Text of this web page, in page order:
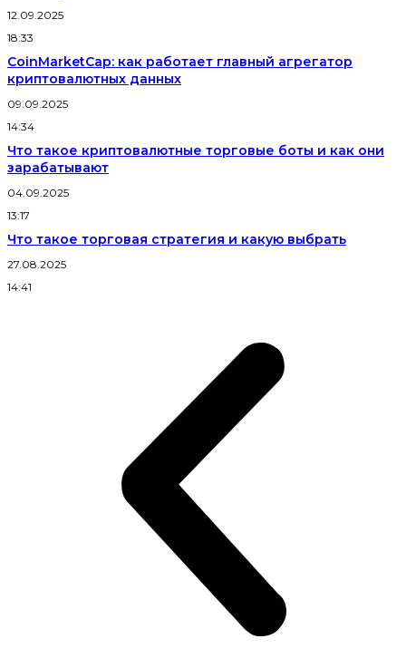
12.09.2025
18:33
CoinMarketCap: как работает главный агрегатор
криптовалютных данных
09.09.2025
14:34
Что такое криптовалютные торговые боты и как они
зарабатывают
04.09.2025
13:17
Что такое торговая стратегия и какую выбрать
27.08.2025
14:41